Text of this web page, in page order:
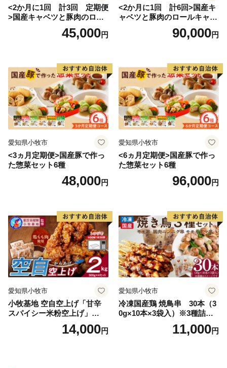
<2か月に1回 計3回 定期便
>国産キャベツと豚肉のロー
ルキャベツ（6P入り）
45,000円
<2か月に1回 計6回>国産キ
ャベツと豚肉のロールキャベ
90,000円
愛知県小牧市
<3ヵ月定期便>国産豚で作っ
た惣菜セット6種
48,000円
愛知県小牧市
<6ヵ月定期便>国産豚で作っ
た惣菜セット6種
96,000円
愛知県小牧市
小牧基地 空自空上げ「甘辛
スパイシー米粉空上げ」
（計2kg 500g×4袋）手羽先
14,000円
愛知県小牧市
冷凍国産鶏 焼鳥串 30本（3
0g×10本×3袋入）※3種詰め
合わせ 焼き鳥 おつまみ バー
ベキュー 小分け 国産 鶏肉 焼
11,000円